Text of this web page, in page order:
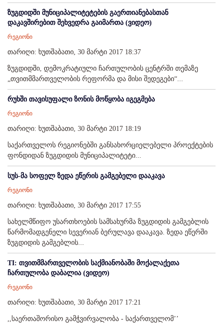
ზუგდიდში მუნიციპალიტეტების გაერთიანებასთან
დაკავშირებით შეხვედრა გაიმართა (ვიდეო)
რეგიონი
თარიღი: ხუთშაბათი, 30 მარტი 2017 18:37
ზუგდიდში, დემოკრატიული ჩართულობის ცენტრში თემაზე
„თვითმმართველობის რეფორმა და მისი შედეგები“...
რუხში თავისუფალი ზონის მოწყობა იგეგმება
რეგიონი
თარიღი: ხუთშაბათი, 30 მარტი 2017 18:19
საქართველოს რეგიონებში განსახორციელებელი პროექტების
ფონდიდან ზუგდიდის მუნიციპალიტეტი...
სუს-მა სოფელ ზედა ეწერის გამგებელი დააკავა
რეგიონი
თარიღი: ხუთშაბათი, 30 მარტი 2017 17:55
სახელმწიფო უსართხოების სამსახურმა ზუგდიდის გამგებლის
წარმომადგენელი სევერიან ბერულავა დააკავა. ზედა ეწერში
ზუგდიდის გამგებლის...
TI: თვითმმართველობის საქმიანობაში მოქალაქეთა
ჩართულობა დაბალია (ვიდეო)
რეგიონი
თარიღი: ხუთშაბათი, 30 მარტი 2017 17:21
,,საერთაშორისო გამჭვირვალობა - საქართველომ’’